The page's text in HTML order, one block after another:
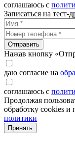
соглашаюсь с
Записаться на тест-
Отправить
Нажав кнопку
даю согласие на
соглашаюсь с
Продолжая
обработку cookies и
политики
Принять